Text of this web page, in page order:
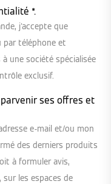
*.
j'accepte que
par téléphone et
une société spécialisée
exclusif.
ses offres et
e-mail et/ou mon
des derniers produits
à formuler avis,
les espaces de